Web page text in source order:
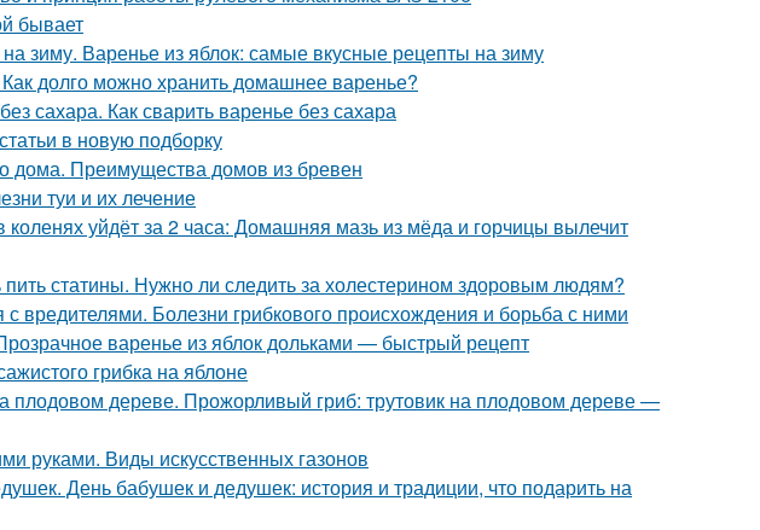
бывает
на зиму. Варенье из яблок: самые вкусные рецепты на зиму
долго можно хранить домашнее варенье?
сахара. Как сварить варенье без сахара
в новую подборку
дома. Преимущества домов из бревен
туи и их лечение
коленях уйдёт за 2 часа: Домашняя мазь из мёда и горчицы вылечит
статины. Нужно ли следить за холестерином здоровым людям?
вредителями. Болезни грибкового происхождения и борьба с ними
варенье из яблок дольками — быстрый рецепт
грибка на яблоне
плодовом дереве. Прожорливый гриб: трутовик на плодовом дереве —
руками. Виды искусственных газонов
День бабушек и дедушек: история и традиции, что подарить на